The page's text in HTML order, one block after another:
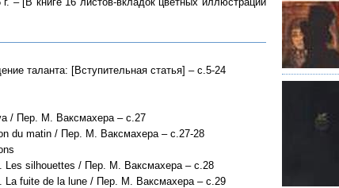
таланта: [Вступительная статья] – с.5-24
/ Пер. М. Ваксмахера – с.27
du matin / Пер. М. Ваксмахера – с.27-28
Les silhouettes / Пер. М. Ваксмахера – с.28
La fuite de la lune / Пер. М. Ваксмахера – с.29